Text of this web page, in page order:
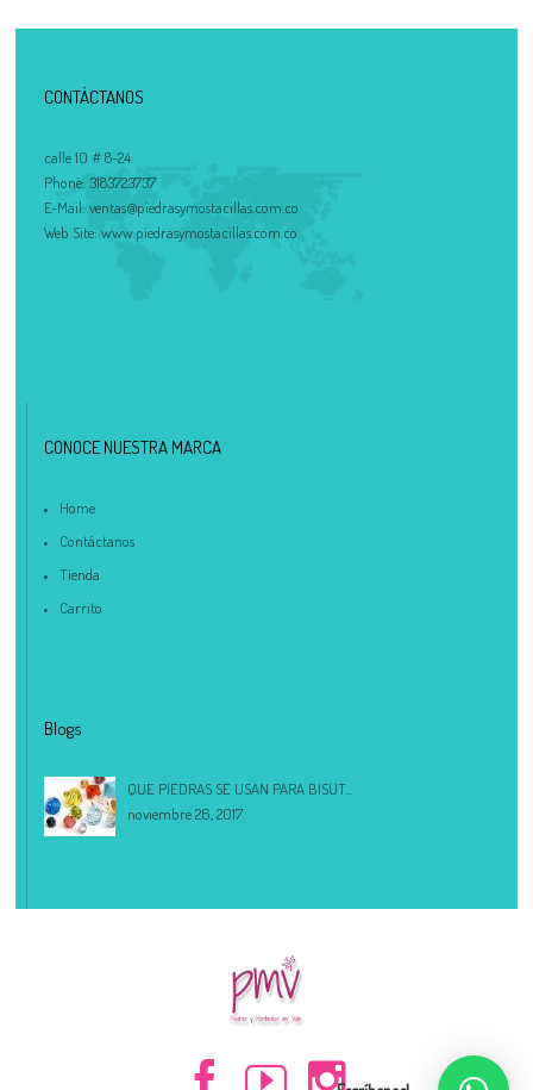
CONTÁCTANOS
calle 10 # 8-24
Phone: 3183723737
E-Mail: ventas@piedrasymostacillas.com.co
Web Site: www.piedrasymostacillas.com.co
CONOCE NUESTRA MARCA
Home
Contáctanos
Tienda
Carrito
Blogs
QUE PIEDRAS SE USAN PARA BISUT...
noviembre 26, 2017